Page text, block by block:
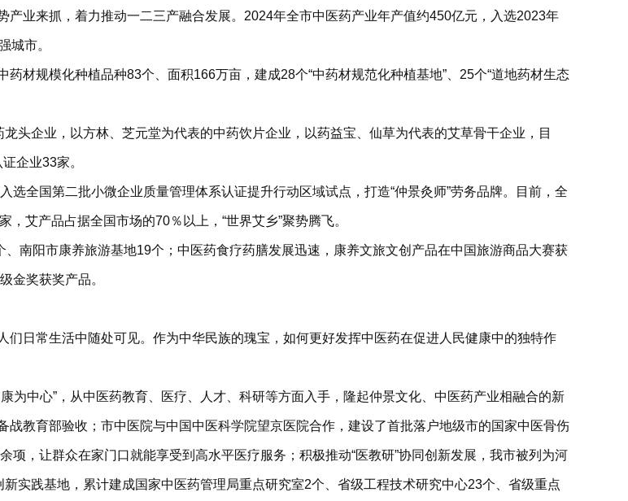
业来抓，着力推动一二三产融合发展。2024年全市中医药产业年产值约450亿元，入选2023年
城市。
材规模化种植品种83个、面积166万亩，建成28个“中药材规范化种植基地”、25个“道地药材生态
头企业，以方林、芝元堂为代表的中药饮片企业，以药益宝、仙草为代表的艾草骨干企业，目
企业33家。
选全国第二批小微企业质量管理体系认证提升行动区域试点，打造“仲景灸师”劳务品牌。目前，全
艾产品占据全国市场的70％以上，“世界艾乡”聚势腾飞。
南阳市康养旅游基地19个；中医药食疗药膳发展迅速，康养文旅文创产品在中国旅游商品大赛获
金奖获奖产品。
日常生活中随处可见。作为中华民族的瑰宝，如何更好发挥中医药在促进人民健康中的独特作
为中心”，从中医药教育、医疗、人才、科研等方面入手，隆起仲景文化、中医药产业相融合的新
教育部验收；市中医院与中国中医科学院望京医院合作，建设了首批落户地级市的国家中医骨伤
，让群众在家门口就能享受到高水平医疗服务；积极推动“医教研”协同创新发展，我市被列为河
实践基地，累计建成国家中医药管理局重点研究室2个、省级工程技术研究中心23个、省级重点